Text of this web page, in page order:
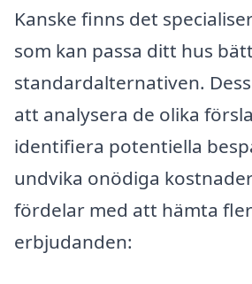
Kanske finns det
som kan passa ditt hus
standardalternativen.
att analysera de olika
identifiera potentiella
undvika onödiga
fördelar med att hämta
erbjudanden: